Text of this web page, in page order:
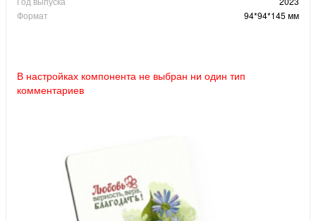
Формат
94*94*145 мм
В настройках компонента не выбран ни один тип
комментариев